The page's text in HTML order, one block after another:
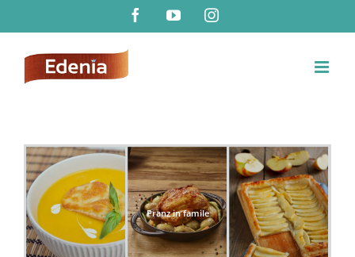
FacebookYouTubeInstagram
Pranz in famile